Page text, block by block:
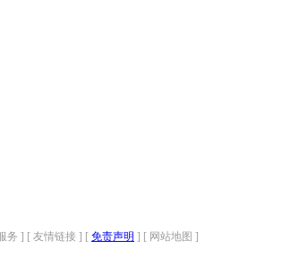
务 ] [ 友情链接 ] [ 免责声明 ] [ 网站地图 ]